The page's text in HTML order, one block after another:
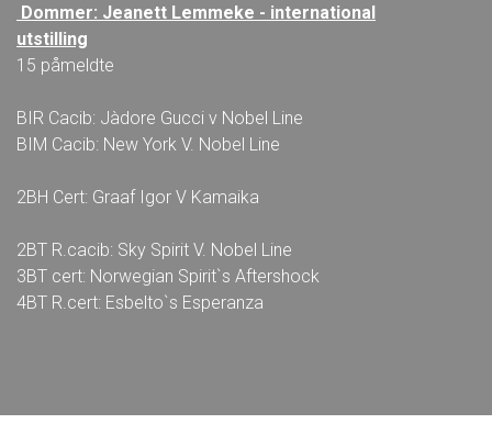
Dommer: Jeanett Lemmeke - international
utstilling
15 påmeldte
BIR Cacib: Jàdore Gucci v Nobel Line
BIM Cacib: New York V. Nobel Line
2BH Cert: Graaf Igor V Kamaika
2BT R.cacib: Sky Spirit V. Nobel Line
3BT cert: Norwegian Spirit`s Aftershock
4BT R.cert: Esbelto`s Esperanza